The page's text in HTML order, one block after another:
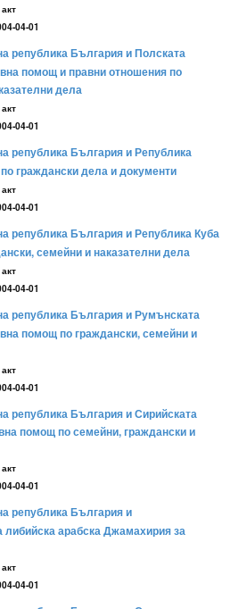
04-01
република България и Полската
помощ и правни отношения по
дела
04-01
република България и Република
граждански дела и документи
04-01
република България и Република Куба
семейни и наказателни дела
04-01
република България и Румънската
помощ по граждански, семейни и
04-01
република България и Сирийската
помощ по семейни, граждански и
04-01
република България и
либийска арабска Джамахирия за
04-01